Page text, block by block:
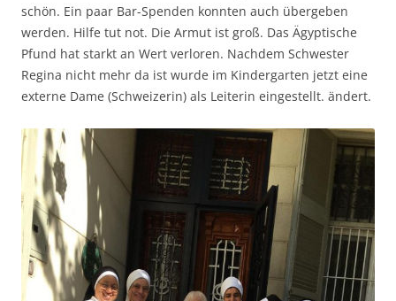
schön. Ein paar Bar-Spenden konnten auch übergeben
werden. Hilfe tut not. Die Armut ist groß. Das Ägyptische
Pfund hat starkt an Wert verloren. Nachdem Schwester
Regina nicht mehr da ist wurde im Kindergarten jetzt eine
externe Dame (Schweizerin) als Leiterin eingestellt. ändert.